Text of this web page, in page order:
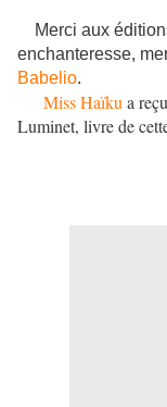
Merci aux
enchanteresse,
Babelio.
Miss Haïku a reçu
Luminet, livre de